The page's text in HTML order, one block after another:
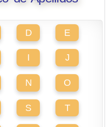
D E
I J
N O
S T